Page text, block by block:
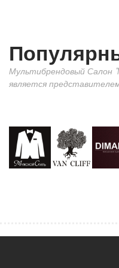
Мультибрендовый Салон
является